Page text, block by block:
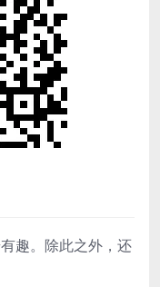
趣。除此之外，还